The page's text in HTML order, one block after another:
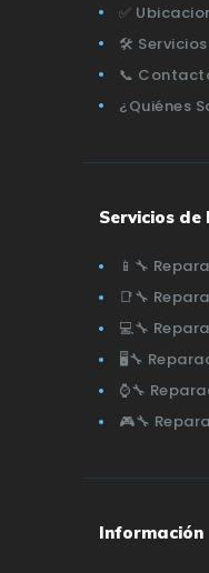
✅
🛠️
📞
¿Quiénes
Servicios
📱🔧
📑🔧
💻🔧
🖥️🔧
⌚🔧
🎮🔧
Información